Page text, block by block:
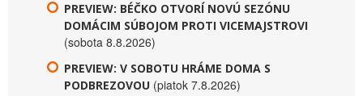
PREVIEW: BÉČKO OTVORÍ NOVÚ SEZÓNU
DOMÁCIM SÚBOJOM PROTI VICEMAJSTROVI
(sobota 8.8.2026)
PREVIEW: V SOBOTU HRÁME DOMA S
PODBREZOVOU (piatok 7.8.2026)